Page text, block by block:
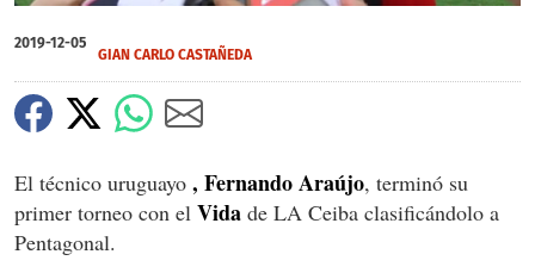
of
1
41
seconds
2019-12-05
GIAN CARLO CASTAÑEDA
El técnico uruguayo , Fernando Araújo, terminó su
primer torneo con el Vida de LA Ceiba clasificándolo a
Pentagonal.